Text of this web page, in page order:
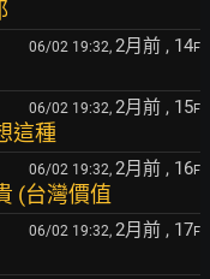
06/02 19:32, 2月前 , 14F
06/02 19:32, 2月前 , 15F
這種
06/02 19:32, 2月前 , 16F
(台灣價值
06/02 19:32, 2月前 , 17F